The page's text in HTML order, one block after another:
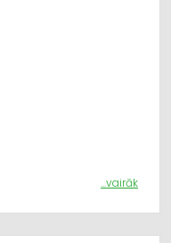
...vairāk